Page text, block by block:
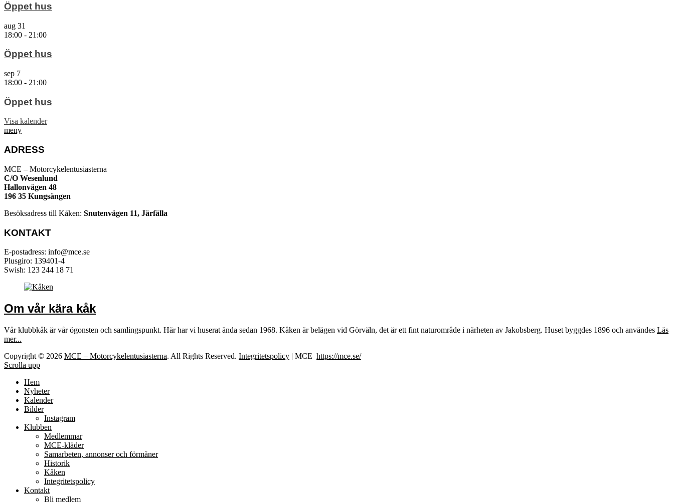
Öppet hus
aug 31
18:00 - 21:00
Öppet hus
sep 7
18:00 - 21:00
Öppet hus
Visa kalender
meny
ADRESS
MCE – Motorcykelentusiasterna
C/O Wesenlund
Hallonvägen 48
196 35 Kungsängen
Besöksadress till Kåken: Snutenvägen 11, Järfälla
KONTAKT
E-postadress: info@mce.se
Plusgiro: 139401-4
Swish: 123 244 18 71
Om vår kära kåk
Vår klubbkåk är vår ögonsten och samlingspunkt. Här har vi huserat ända sedan 1968. Kåken är belägen vid Görväln, det är ett fint naturområde i närheten av Jakobsberg. Huset byggdes 1896 och användes Läs
mer...
Copyright © 2026 MCE – Motorcykelentusiasterna. All Rights Reserved. Integritetspolicy | MCE https://mce.se/
Scrolla upp
Hem
Nyheter
Kalender
Bilder
Instagram
Klubben
Medlemmar
MCE-kläder
Samarbeten, annonser och förmåner
Historik
Kåken
Integritetspolicy
Kontakt
Bli medlem